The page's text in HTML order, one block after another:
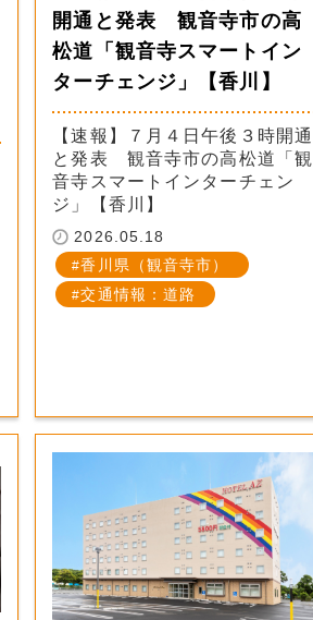
開通と発表 観音寺市の高
松道「観音寺スマートイン
ターチェンジ」【香川】
【速報】７月４日午後３時開通
と発表 観音寺市の高松道「観
音寺スマートインターチェン
ジ」【香川】
2026.05.18
香川県（観音寺市）
交通情報：道路